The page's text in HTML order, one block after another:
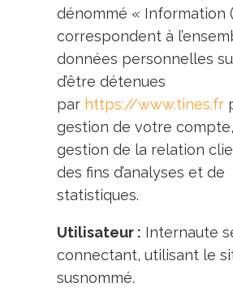
dénommé « Information
correspondent à
données personnelles
d’être détenues
par https://www.tines.fr
gestion de votre
gestion de la relation
des fins d’analyses et de
statistiques.
Utilisateur : Internaute
connectant, utilisant le
susnommé.